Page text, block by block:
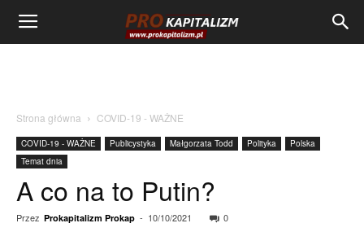
Strona główna COVID-19 - WAŻNE
COVID-19 - WAŻNE Publicystyka Małgorzata Todd Polityka
Polska
Temat dnia
A co na to Putin?
Przez Prokapitalizm Prokap - 10/10/2021 0